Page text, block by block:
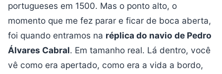
portugueses em 1500. Mas o ponto alto, o
momento que me fez parar e ficar de boca aberta,
foi quando entramos na réplica do navio de Pedro
Álvares Cabral. Em tamanho real. Lá dentro, você
vê como era apertado, como era a vida a bordo,